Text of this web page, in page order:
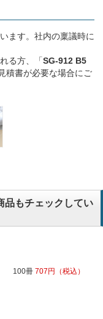
ます。社内の稟議時に
る方、「SG-912 B5
積書が必要な場合にご
品もチェックしてい
100冊 707 円 （税込）